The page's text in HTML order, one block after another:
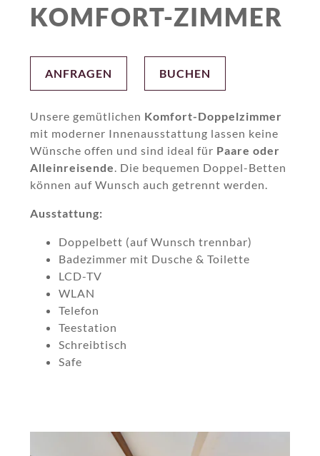
KOMFORT-ZIMMER
ANFRAGEN BUCHEN
Unsere gemütlichen Komfort-Doppelzimmer
mit moderner Innenausstattung lassen keine
Wünsche offen und sind ideal für Paare oder
Alleinreisende . Die bequemen Doppel-Betten
können auf Wunsch auch getrennt werden.
Ausstattung:
Doppelbett (auf Wunsch trennbar)
Badezimmer mit Dusche & Toilette
LCD-TV
WLAN
Telefon
Teestation
Schreibtisch
Safe